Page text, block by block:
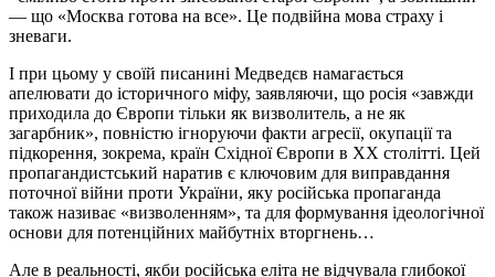
— що «Москва готова на все». Це подвійна мова страху і
зневаги.
І при цьому у своїй писанині Медведєв намагається
апелювати до історичного міфу, заявляючи, що росія «завжди
приходила до Європи тільки як визволитель, а не як
загарбник», повністю ігноруючи факти агресії, окупації та
підкорення, зокрема, країн Східної Європи в XX столітті. Цей
пропагандистський наратив є ключовим для виправдання
поточної війни проти України, яку російська пропаганда
також називає «визволенням», та для формування ідеологічної
основи для потенційних майбутніх вторгнень…
Але в реальності, якби російська еліта не відчувала глибокої